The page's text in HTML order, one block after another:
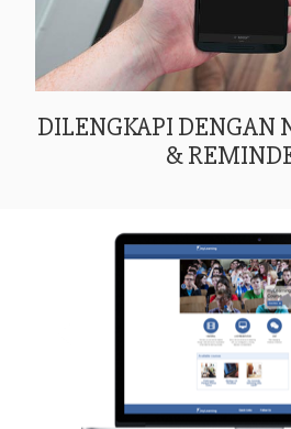
DILENGKAPI DENGAN
&